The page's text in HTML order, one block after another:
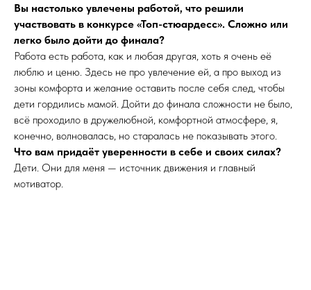
Вы настолько увлечены работой, что решили
участвовать в конкурсе «Топ-стюардесс». Сложно или
легко было дойти до финала?
Работа есть работа, как и любая другая, хоть я очень её
люблю и ценю. Здесь не про увлечение ей, а про выход из
зоны комфорта и желание оставить после себя след, чтобы
дети гордились мамой. Дойти до финала сложности не было,
всё проходило в дружелюбной, комфортной атмосфере, я,
конечно, волновалась, но старалась не показывать этого.
Что вам придаёт уверенности в себе и своих силах?
Дети. Они для меня — источник движения и главный
мотиватор.